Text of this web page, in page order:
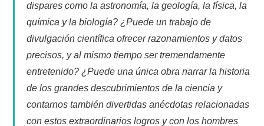
dispares como la astronomía, la geología, la física, la
química y la biología? ¿Puede un trabajo de
divulgación científica ofrecer razonamientos y datos
precisos, y al mismo tiempo ser tremendamente
entretenido? ¿Puede una única obra narrar la historia
de los grandes descubrimientos de la ciencia y
contarnos también divertidas anécdotas relacionadas
con estos extraordinarios logros y con los hombres